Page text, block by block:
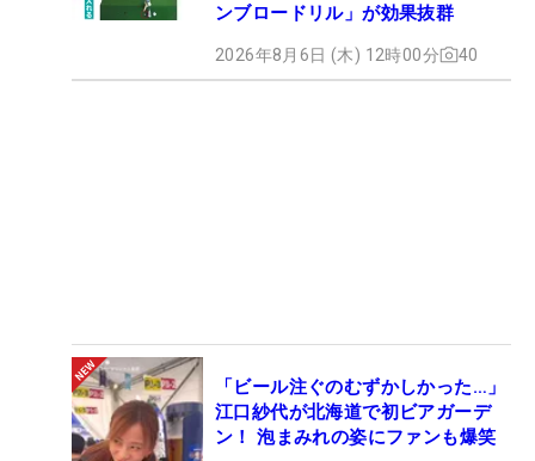
ンブロードリル」が効果抜群
2026年8月6日 (木) 12時00分 40
「ビール注ぐのむずかしかった…」
江口紗代が北海道で初ビアガーデ
ン！ 泡まみれの姿にファンも爆笑